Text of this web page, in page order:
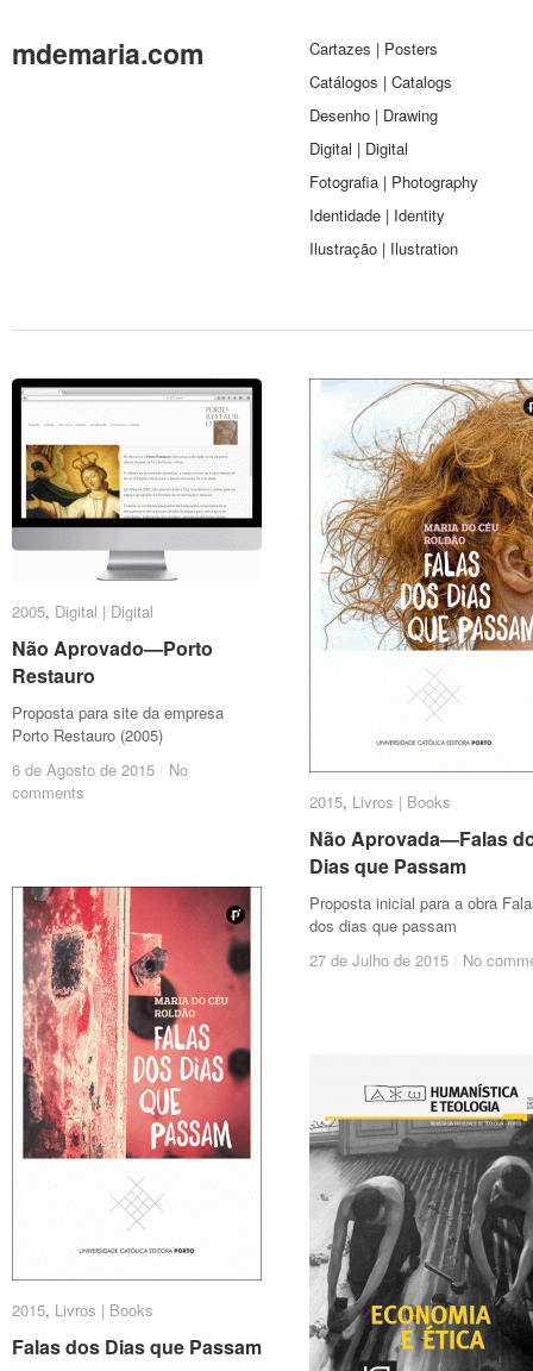
mdemaria.com
Cartazes | Posters
Catálogos | Catalogs
Desenho | Drawing
Digital | Digital
Fotografia | Photography
Identidade | Identity
Ilustração | Ilustration
2005, Digital | Digital
Não Aprovado—Porto
Restauro
Proposta para site da empresa
Porto Restauro (2005)
6 de Agosto de 2015 / No
comments
2005 Digital | Digital
Não Aprovado—Porto
Restauro
6 de Agosto de 2015 / No
comments
2015, Livros | Books
Não Aprovada—Falas
Dias que Passam
Proposta inicial para a obra
dos dias que passam
27 de Julho de 2015 / No
2015 Livros | Books
Não Aprovada—Falas
Dias que Passam
27 de Julho de 2015 / No
2015, Livros | Books
Falas dos Dias que Passam
2015 Livros | Books
Falas dos Dias que Passam